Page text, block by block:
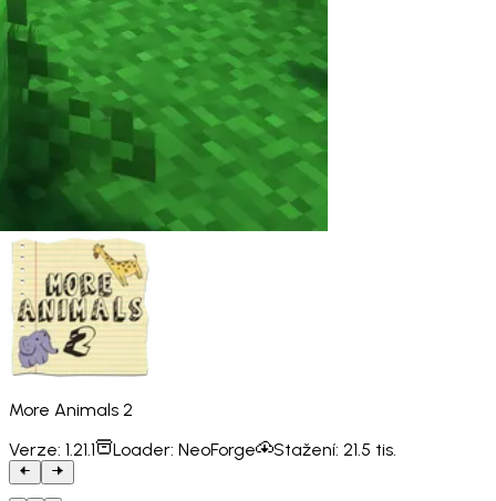
More Animals 2
Verze: 1.21.1 Loader: NeoForge Stažení: 21.5 tis.